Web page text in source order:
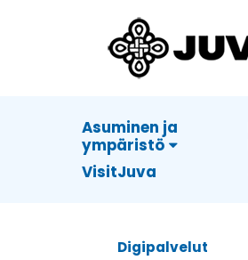
Asuminen ja
ympäristö
VisitJuva
Digipalvelut